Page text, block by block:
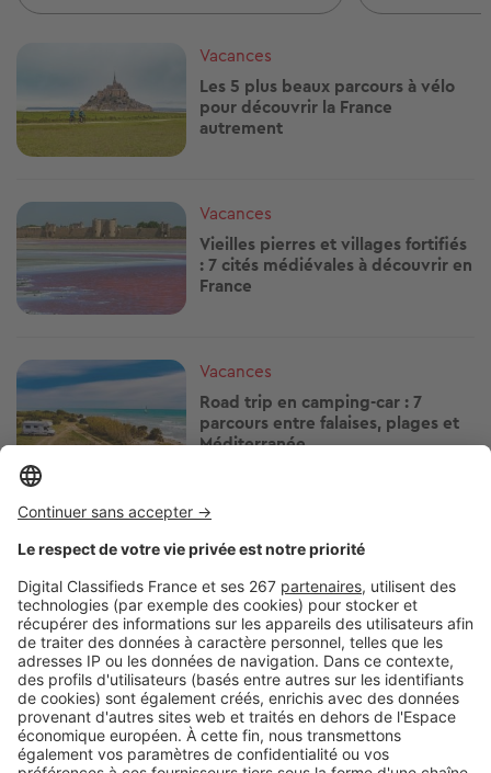
Vacances
Les 5 plus beaux parcours à vélo
pour découvrir la France
autrement
Image
Vacances
Vieilles pierres et villages fortifiés
: 7 cités médiévales à découvrir en
France
Image
Vacances
Road trip en camping-car : 7
parcours entre falaises, plages et
Méditerranée
Image
Hébergements, plages, sentiers…
6 destinations dog-friendly en
France
Image
Vacances
Près de Lille, ce jardin japonais
insolite dévoile un décor différent
à chaque saison